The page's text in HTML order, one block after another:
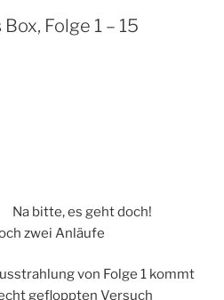
Folge 1 – 15
Na bitte, es geht doch!
zwei Anläufe
von Folge 1 kommt
gefloppten Versuch